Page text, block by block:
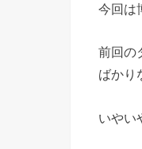
今回は
前回の
ばかり
いやい